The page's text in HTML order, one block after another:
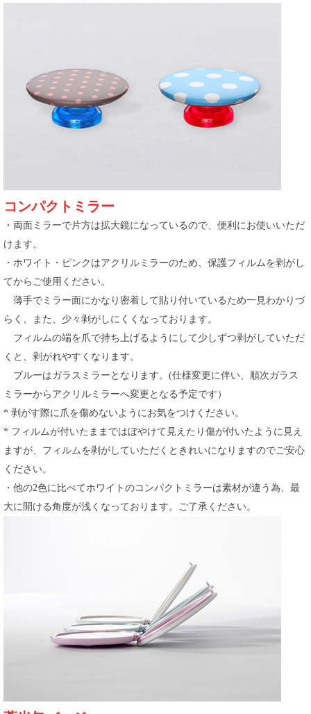
コンパクトミラー
・両面ミラーで片方は拡大鏡になっているので、便利にお使いいただ
けます。
・ホワイト・ピンクはアクリルミラーのため、保護フィルムを剥がし
てからご使用ください。
薄手でミラー面にかなり密着して貼り付いているため一見わかりづ
らく、また、少々剥がしにくくなっております。
フィルムの端を爪で持ち上げるようにして少しずつ剥がしていただ
くと、剥がれやすくなります。
ブルーはガラスミラーとなります。(仕様変更に伴い、順次ガラス
ミラーからアクリルミラーへ変更となる予定です）
* 剥がす際に爪を傷めないようにお気をつけください。
* フィルムが付いたままではぼやけて見えたり傷が付いたように見え
ますが、フィルムを剥がしていただくときれいになりますのでご安心
ください。
・他の2色に比べてホワイトのコンパクトミラーは素材が違う為、最
大に開ける角度が浅くなっております。ご了承ください。